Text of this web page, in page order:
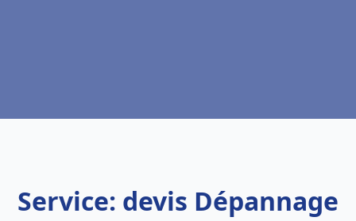
Service: devis Dépannage